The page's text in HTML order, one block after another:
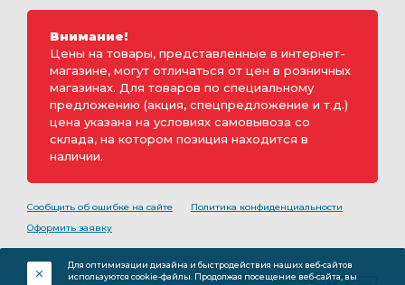
Внимание!
Цены на товары, представленные в интернет-
магазине, могут отличаться от цен в розничных
магазинах. Для товаров по специальному
предложению (акция, спецпредложение и т.д.)
цена указана на условиях самовывоза со
склада, на котором позиция находится в
наличии.
Сообщить об ошибке на сайте
Политика конфиденциальности
Оформить заявку
обозначением ООО «РуМоторс». Все права на
разработку принадлежат ООО «Румоторс». Не является
Для оптимизации дизайна и быстродействия наших веб-сайтов
используются cookie-файлы. Продолжая посещение веб-сайта, вы